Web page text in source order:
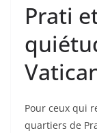
Prati
Pour ceux qui
quartiers de